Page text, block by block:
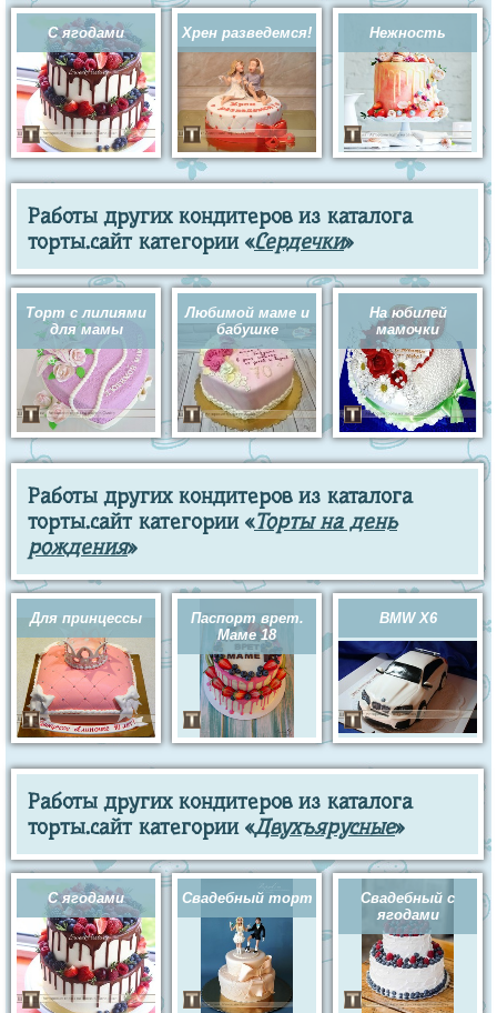
С ягодами Хрен разведемся! Нежность
Работы других кондитеров из каталога
торты.сайт категории «Сердечки»
Торт с лилиями
для мамы
Любимой маме и
бабушке
На юбилей
мамочки
Работы других кондитеров из каталога
торты.сайт категории «Торты на день
рождения»
Для принцессы
Паспорт врет.
Маме 18
BMW X6
Работы других кондитеров из каталога
торты.сайт категории «Двухъярусные»
С ягодами Свадебный торт
Свадебный с
ягодами